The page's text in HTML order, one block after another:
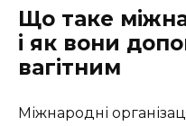
Що таке
і як вони
вагітним
Міжнародні